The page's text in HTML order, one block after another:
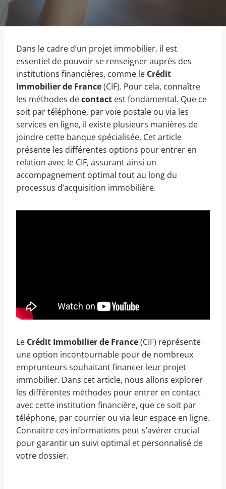
Dans le cadre d’un projet immobilier, il est
essentiel de pouvoir se renseigner auprès des
institutions financières, comme le Crédit
Immobilier de France(CIF). Pour cela, connaître
les méthodes decontact est fondamental. Que ce
soit par téléphone, par voie postale ou via les
services en ligne, il existe plusieurs manières de
joindre cette banque spécialisée. Cet article
présente les différentes options pour entrer en
relation avec le CIF, assurant ainsi un
accompagnement optimal tout au long du
processus d’acquisition immobilière.
Le Crédit Immobilier de France(CIF) représente
une option incontournable pour de nombreux
emprunteurs souhaitant financer leur projet
immobilier. Dans cet article, nous allons explorer
les différentes méthodes pour entrer en contact
avec cette institution financière, que ce soit par
téléphone, par courrier ou via leur espace en ligne.
Connaitre ces informations peut s’avérer crucial
pour garantir un suivi optimal et personnalisé de
votre dossier.